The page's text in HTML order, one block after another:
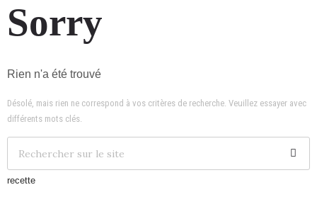
Sorry
Rien n'a été trouvé
Désolé, mais rien ne correspond à vos critères de recherche. Veuillez essayer avec
différents mots clés.
recette